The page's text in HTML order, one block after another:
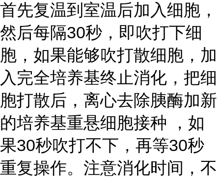
首先复温到室温后加入细胞，
然后每隔30秒，即吹打下细
胞，如果能够吹打散细胞，加
入完全培养基终止消化，把细
胞打散后，离心去除胰酶加新
的培养基重悬细胞接种 ，如
果30秒吹打不下，再等30秒
重复操作。注意消化时间，不